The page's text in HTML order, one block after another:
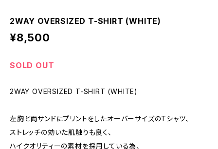
2WAY OVERSIZED T-SHIRT (WHITE)
¥8,500
SOLD OUT
2WAY OVERSIZED T-SHIRT (WHITE)
左胸と両サンドにプリントをしたオーバーサイズのTシャツ、
ストレッチの効いた肌触りも良く、
ハイクオリティーの素材を採用している為、